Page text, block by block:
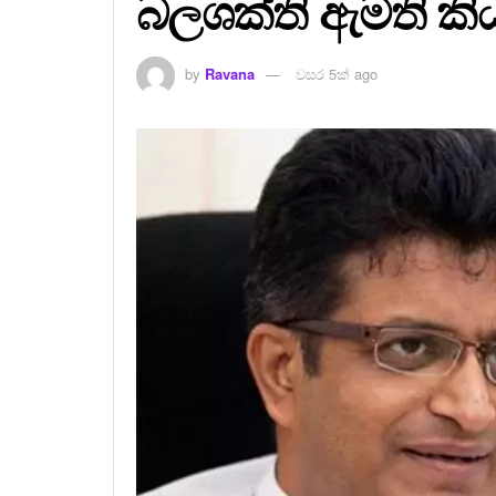
by Ravana වසර 5ක් ago